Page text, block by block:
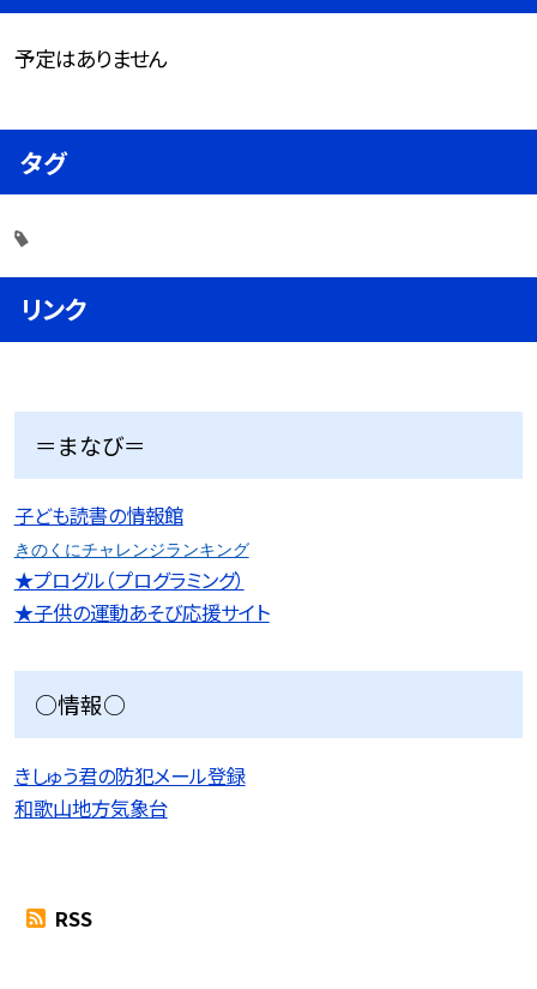
予定はありません
タグ
リンク
＝まなび＝
子ども読書の情報館
きのくにチャレンジランキング
★プログル（プログラミング）
★子供の運動あそび応援サイト
○情報○
きしゅう君の防犯メール登録
和歌山地方気象台
RSS